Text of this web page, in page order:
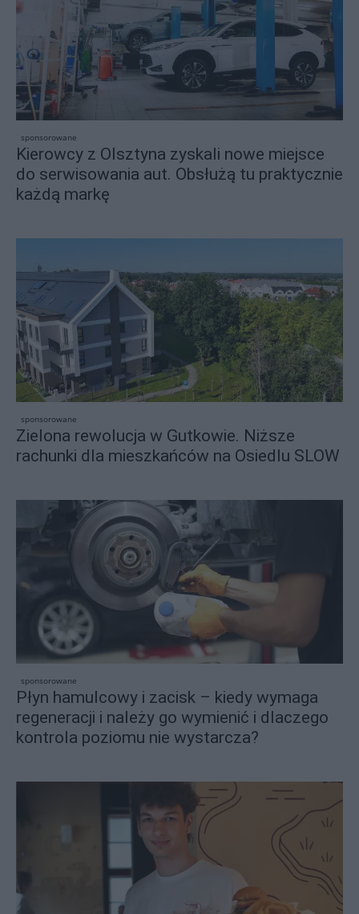
sponsorowane
Kierowcy z Olsztyna zyskali nowe miejsce
do serwisowania aut. Obsłużą tu praktycznie
każdą markę
sponsorowane
Zielona rewolucja w Gutkowie. Niższe
rachunki dla mieszkańców na Osiedlu SLOW
sponsorowane
Płyn hamulcowy i zacisk – kiedy wymaga
regeneracji i należy go wymienić i dlaczego
kontrola poziomu nie wystarcza?